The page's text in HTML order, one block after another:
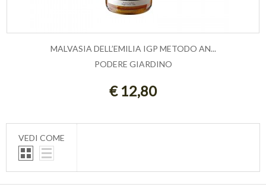
AGGIUNGI AL CARRELLO
MALVASIA DELL’EMILIA IGP METODO AN...
PODERE GIARDINO
€ 12,80
VEDI COME